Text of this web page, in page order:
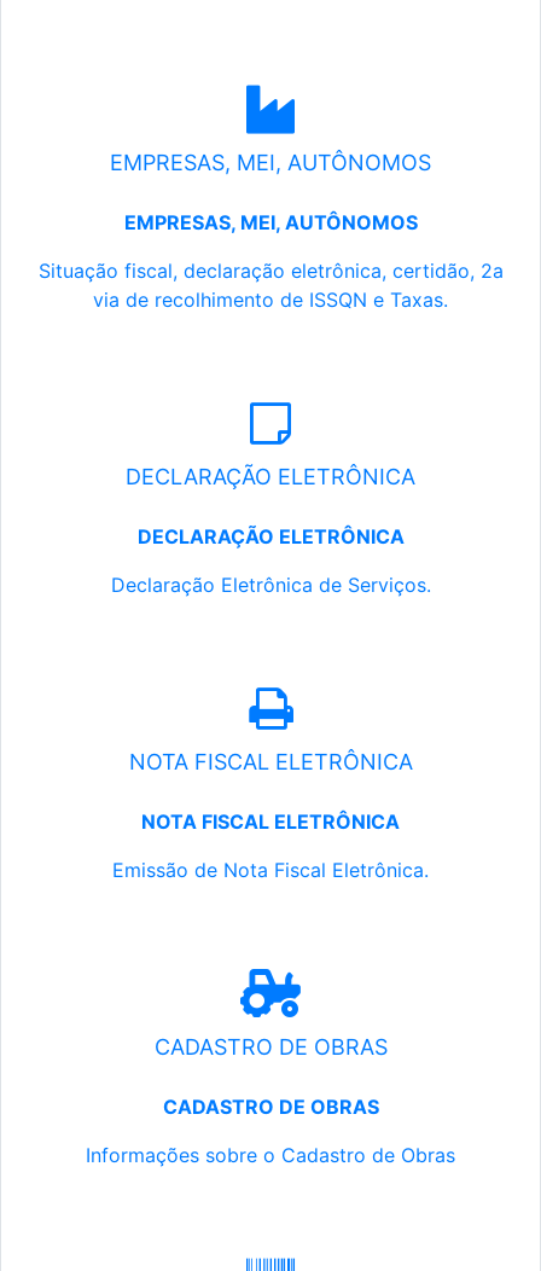
EMPRESAS, MEI, AUTÔNOMOS
EMPRESAS, MEI, AUTÔNOMOS
Situação fiscal, declaração eletrônica, certidão, 2a
via de recolhimento de ISSQN e Taxas.
DECLARAÇÃO ELETRÔNICA
DECLARAÇÃO ELETRÔNICA
Declaração Eletrônica de Serviços.
NOTA FISCAL ELETRÔNICA
NOTA FISCAL ELETRÔNICA
Emissão de Nota Fiscal Eletrônica.
CADASTRO DE OBRAS
CADASTRO DE OBRAS
Informações sobre o Cadastro de Obras